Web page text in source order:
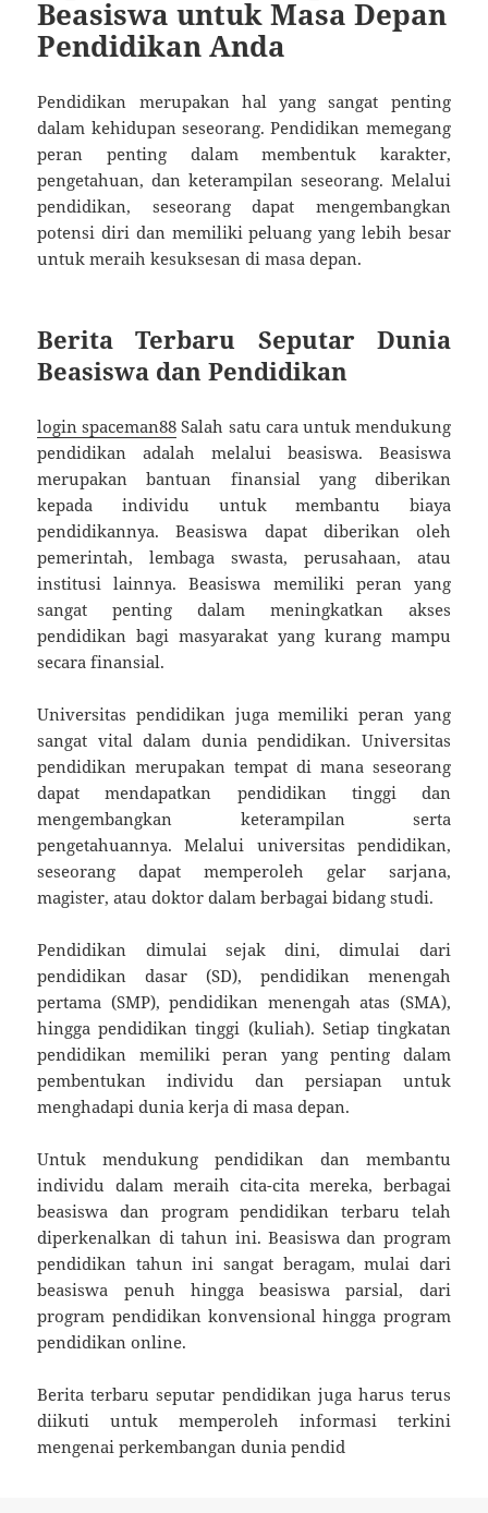
Beasiswa untuk Masa Depan
Pendidikan Anda
Pendidikan merupakan hal yang sangat penting
dalam kehidupan seseorang. Pendidikan memegang
peran penting dalam membentuk karakter,
pengetahuan, dan keterampilan seseorang. Melalui
pendidikan, seseorang dapat mengembangkan
potensi diri dan memiliki peluang yang lebih besar
untuk meraih kesuksesan di masa depan.
Berita Terbaru Seputar Dunia
Beasiswa dan Pendidikan
login spaceman88 Salah satu cara untuk mendukung
pendidikan adalah melalui beasiswa. Beasiswa
merupakan bantuan finansial yang diberikan
kepada individu untuk membantu biaya
pendidikannya. Beasiswa dapat diberikan oleh
pemerintah, lembaga swasta, perusahaan, atau
institusi lainnya. Beasiswa memiliki peran yang
sangat penting dalam meningkatkan akses
pendidikan bagi masyarakat yang kurang mampu
secara finansial.
Universitas pendidikan juga memiliki peran yang
sangat vital dalam dunia pendidikan. Universitas
pendidikan merupakan tempat di mana seseorang
dapat mendapatkan pendidikan tinggi dan
mengembangkan keterampilan serta
pengetahuannya. Melalui universitas pendidikan,
seseorang dapat memperoleh gelar sarjana,
magister, atau doktor dalam berbagai bidang studi.
Pendidikan dimulai sejak dini, dimulai dari
pendidikan dasar (SD), pendidikan menengah
pertama (SMP), pendidikan menengah atas (SMA),
hingga pendidikan tinggi (kuliah). Setiap tingkatan
pendidikan memiliki peran yang penting dalam
pembentukan individu dan persiapan untuk
menghadapi dunia kerja di masa depan.
Untuk mendukung pendidikan dan membantu
individu dalam meraih cita-cita mereka, berbagai
beasiswa dan program pendidikan terbaru telah
diperkenalkan di tahun ini. Beasiswa dan program
pendidikan tahun ini sangat beragam, mulai dari
beasiswa penuh hingga beasiswa parsial, dari
program pendidikan konvensional hingga program
pendidikan online.
Berita terbaru seputar pendidikan juga harus terus
diikuti untuk memperoleh informasi terkini
mengenai perkembangan dunia pendid